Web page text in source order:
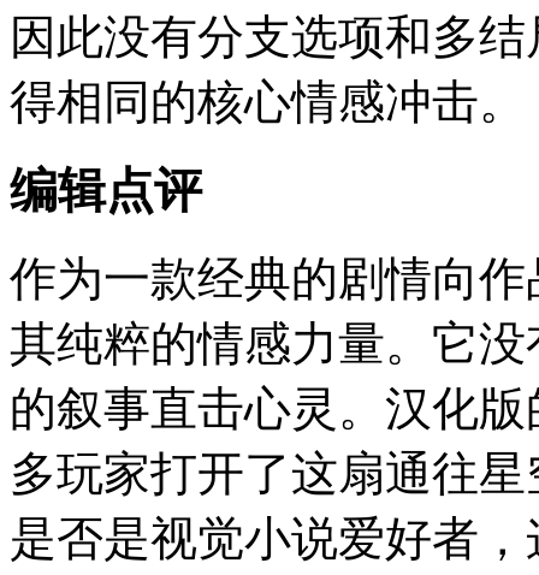
因此没有分支选项和多
得相同的核心情感冲击。
编辑点评
作为一款经典的剧情向
其纯粹的情感力量。它
的叙事直击心灵。汉化
多玩家打开了这扇通往
是否是视觉小说爱好者